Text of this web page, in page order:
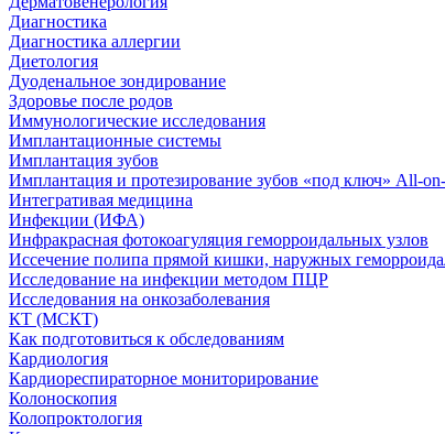
Диагностика
Диагностика аллергии
Диетология
Дуоденальное зондирование
Здоровье после родов
Иммунологические исследования
Имплантационные системы
Имплантация зубов
Имплантация и протезирование зубов «под ключ» All-
Интегративая медицина
Инфекции (ИФА)
Инфракрасная фотокоагуляция геморроидальных узлов
Иссечение полипа прямой кишки, наружных
Исследование на инфекции методом ПЦР
Исследования на онкозаболевания
КТ (МСКТ)
Как подготовиться к обследованиям
Кардиология
Кардиореспираторное мониторирование
Колоноскопия
Колопроктология